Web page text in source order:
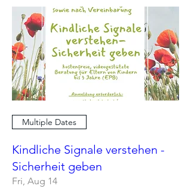
Multiple Dates
Kindliche Signale verstehen -
Sicherheit geben
Fri, Aug 14